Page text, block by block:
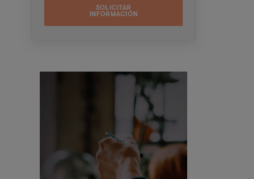
contactar con usted a través de medios
WhatsApp y/o correo
electrónico) y por medios telefónicos, siendo
supresión, rectificación, oposición, limitación
Internacional Valenciana – Valencian
International University S.L. - Apartado de
Correos 221 de Barcelona, o remitiendo un
. Asimismo,
cuando lo considere oportuno podrá
presentar una reclamación ante la Agencia
Española de protección de datos.
Podrá ponerse en contacto con nuestro
Delegado de Protección de Datos mediante
dpo@planeta.es
Planeta, At.: Delegado de Protección de
Imagen